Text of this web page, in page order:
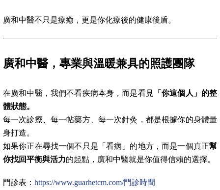
廣和中醫不只是療癒，更是你化療後的健康後盾。
廣和中醫，專業與溫暖兼具的照護團隊
在廣和中醫，我們不看疾病本身，而是看見 「你這個人」的整
體狀態。
每一次診療、每一帖藥方、每一次針灸，都是根據你的身體量
身打造。
如果你正在尋找一個不只是「看病」的地方，而是一個真正幫
你找回平衡與活力的起點，廣和中醫就是你值得信賴的選擇。
門診表： https://www.guarhetcm.com/門診時間